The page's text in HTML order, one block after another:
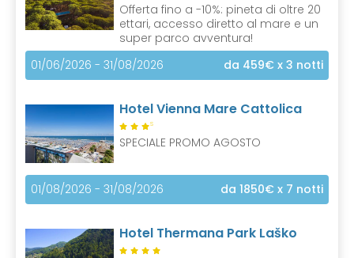
Offerta fino a -10%: pineta di oltre 20
ettari, accesso diretto al mare e un
super parco avventura!
01/06/2026 - 31/08/2026
da 459€ x 3 notti
Hotel Vienna Mare Cattolica
S
SPECIALE PROMO AGOSTO
01/08/2026 - 31/08/2026 da 1850€ x 7 notti
Hotel Thermana Park Laško